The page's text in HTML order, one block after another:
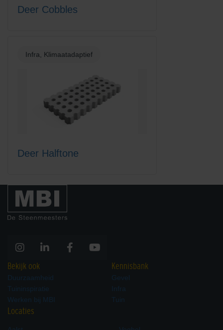
Deer Cobbles
Infra, Klimaatadaptief
Deer Halftone
Bekijk ook
Duurzaamheid
Tuininspiratie
Werken bij MBI
Kennisbank
Gevel
Infra
Tuin
Locaties